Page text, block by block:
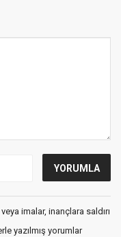
imalar, inançlara saldırı
yazılmış yorumlar